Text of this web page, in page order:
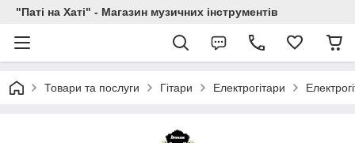
"Паті на Хаті" - Магазин музичних інструментів
Товари та послуги Гітари Електрогітари